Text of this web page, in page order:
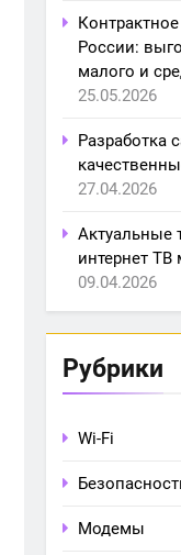
России:
малого и
25.05.2026
Разработка
27.04.2026
Актуальные
интернет ТВ
09.04.2026
Рубрики
Wi-Fi
Модемы